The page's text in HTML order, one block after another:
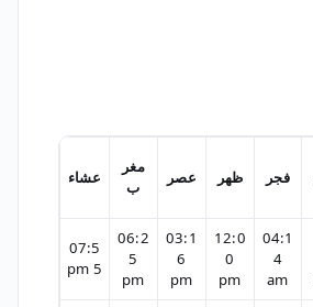
فجر ظهر عصر
مغر
ب
عشاء
04:1
4
am
12:0
0
pm
03:1
6
pm
06:2
5
pm
07:5
5 pm